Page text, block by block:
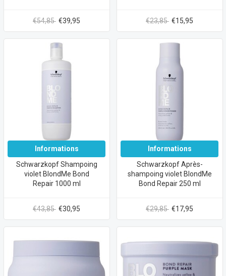
€54,85 €39,95 €23,85 €15,95
Informations
Schwarzkopf Shampoing
violet BlondMe Bond
Repair 1000 ml
€43,85 €30,95
Informations
Schwarzkopf Après-
shampoing violet BlondMe
Bond Repair 250 ml
€29,85 €17,95